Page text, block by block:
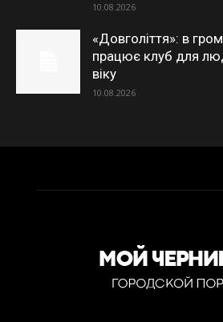
10.08.2026
«Довголіття»: в
працює клуб для
віку
10.08.2026